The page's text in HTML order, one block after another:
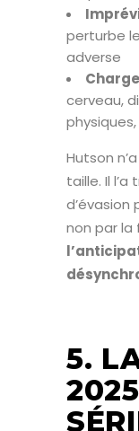
perturbe
adverse
cerveau,
Hutson
taille. Il
d’évasion
non par la
5.